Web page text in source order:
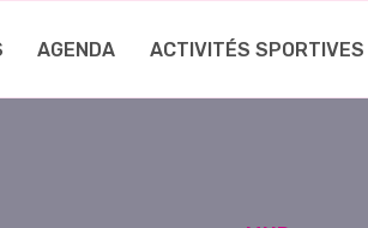
AGENDA ACTIVITÉS SPORTIVES